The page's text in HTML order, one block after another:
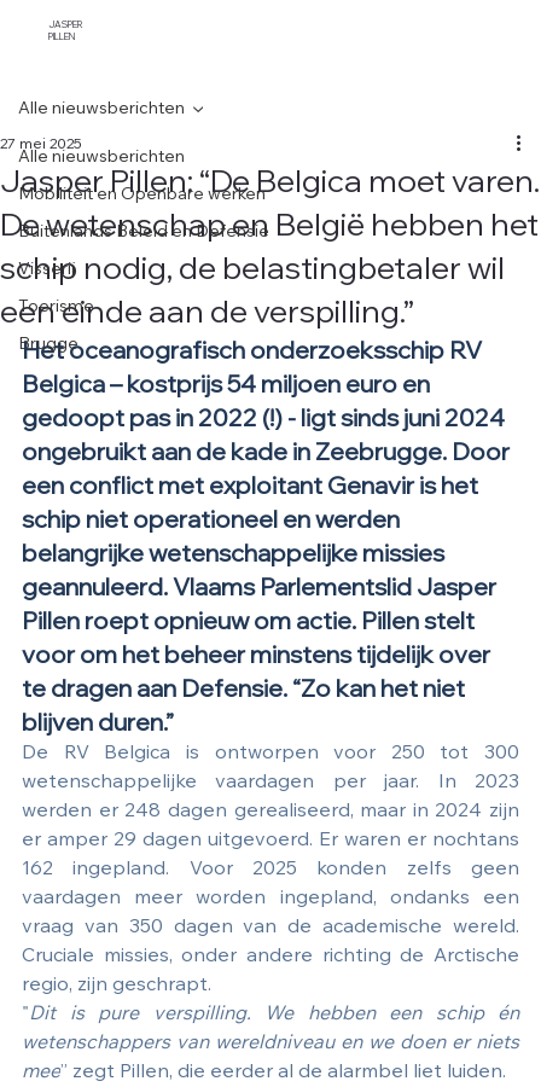
JASPER
PILLEN
Alle nieuwsberichten
Mobiliteit en Openbare werken
Buitenlands Beleid en Defensie
Visserij
Toerisme
Brugge
Alle nieuwsberichten
Jasper Pillen: “De Belgica moet varen.
De wetenschap en België hebben het
schip nodig, de belastingbetaler wil
een einde aan de verspilling.”
27 mei 2025
Het oceanografisch onderzoeksschip RV
Belgica – kostprijs 54 miljoen euro en
gedoopt pas in 2022 (!) - ligt sinds juni 2024
ongebruikt aan de kade in Zeebrugge. Door
een conflict met exploitant Genavir is het
schip niet operationeel en werden
belangrijke wetenschappelijke missies
geannuleerd. Vlaams Parlementslid Jasper
Pillen roept opnieuw om actie. Pillen stelt
voor om het beheer minstens tijdelijk over
te dragen aan Defensie. “Zo kan het niet
blijven duren.”
De RV Belgica is ontworpen voor 250 tot 300
wetenschappelijke vaardagen per jaar. In 2023
werden er 248 dagen gerealiseerd, maar in 2024 zijn
er amper 29 dagen uitgevoerd. Er waren er nochtans
162 ingepland. Voor 2025 konden zelfs geen
vaardagen meer worden ingepland, ondanks een
vraag van 350 dagen van de academische wereld.
Cruciale missies, onder andere richting de Arctische
regio, zijn geschrapt.
"Dit is pure verspilling. We hebben een schip én
wetenschappers van wereldniveau en we doen er niets
mee” zegt Pillen, die eerder al de alarmbel liet luiden.